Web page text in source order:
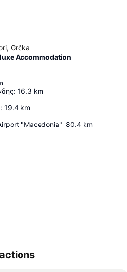
Grčka
Accommodation
: 16.3 km
: 19.4 km
"Macedonia": 80.4 km